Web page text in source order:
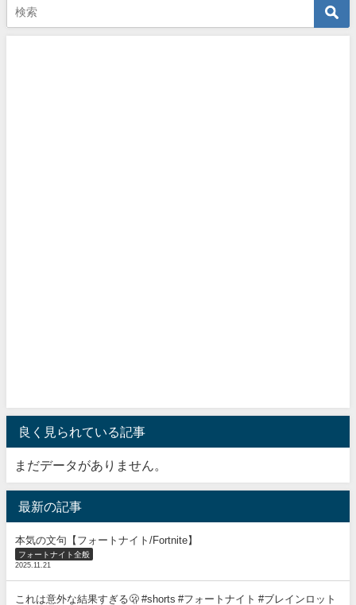
良く見られている記事
まだデータがありません。
最新の記事
本気の文句【フォートナイト/Fortnite】
フォートナイト全般
2025.11.21
これは意外な結果すぎる🫢 #shorts #フォートナイト #ブレインロット